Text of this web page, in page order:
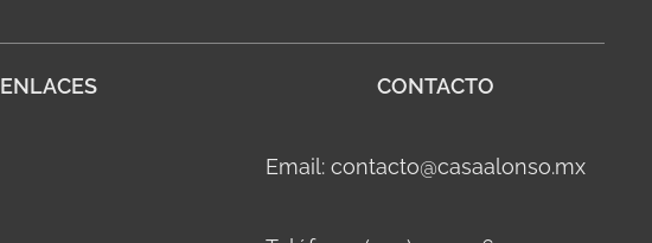
ENLACES CONTACTO
Email: contacto@casaalonso.mx